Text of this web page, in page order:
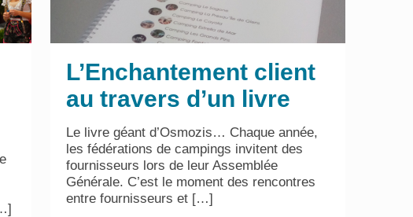
L’Enchantement client
au travers d’un livre
Le livre géant d’Osmozis… Chaque année,
les fédérations de campings invitent des
fournisseurs lors de leur Assemblée
Générale. C’est le moment des rencontres
entre fournisseurs et […]